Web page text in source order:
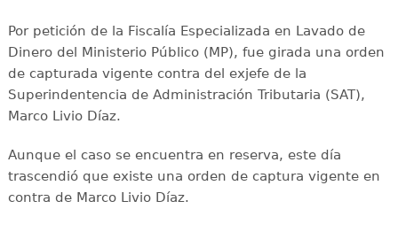
Por petición de la Fiscalía Especializada en Lavado de
Dinero del Ministerio Público (MP), fue girada una orden
de capturada vigente contra del exjefe de la
Superindentencia de Administración Tributaria (SAT),
Marco Livio Díaz.
Aunque el caso se encuentra en reserva, este día
trascendió que existe una orden de captura vigente en
contra de Marco Livio Díaz.